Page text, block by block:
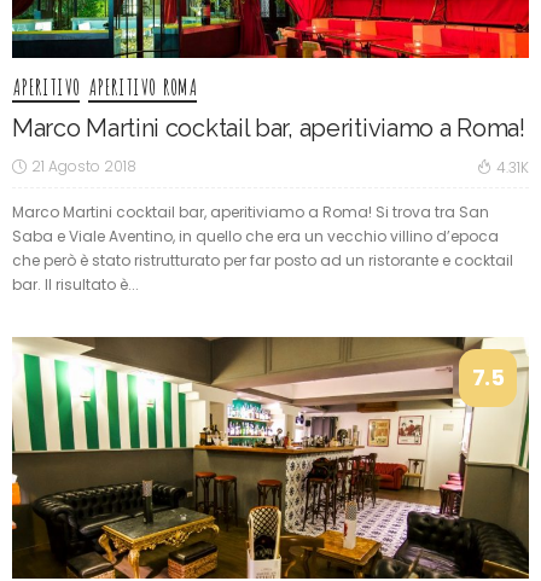
APERITIVO APERITIVO ROMA
Marco Martini cocktail bar, aperitiviamo a Roma!
21 Agosto 2018 4.31K
Marco Martini cocktail bar, aperitiviamo a Roma! Si trova tra San
Saba e Viale Aventino, in quello che era un vecchio villino d’epoca
che però è stato ristrutturato per far posto ad un ristorante e cocktail
bar. Il risultato è...
7.5